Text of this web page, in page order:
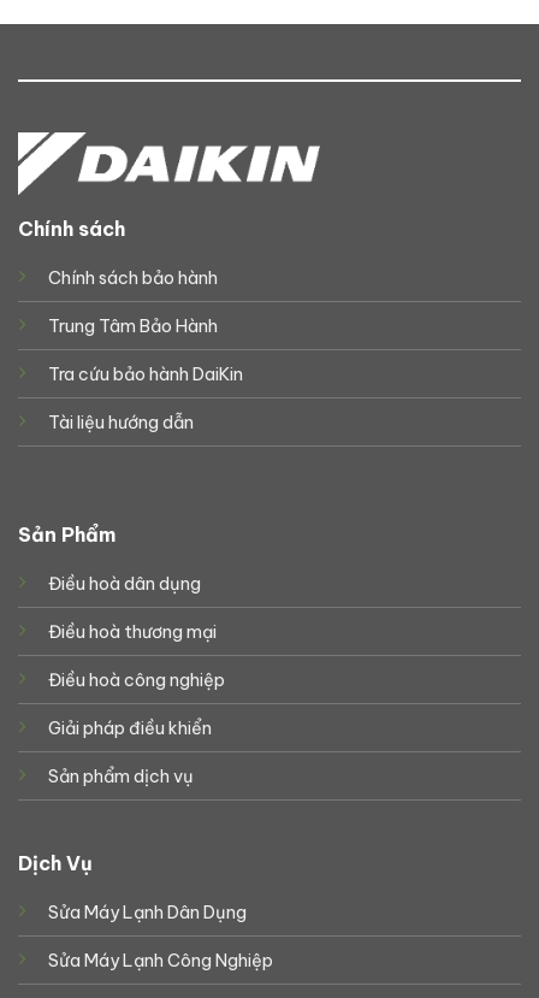
Chính sách
Chính sách bảo hành
Trung Tâm Bảo Hành
Tra cứu bảo hành DaiKin
Tài liệu hướng dẫn
Sản Phẩm
Điều hoà dân dụng
Điều hoà thương mại
Điều hoà công nghiệp
Giải pháp điều khiển
Sản phẩm dịch vụ
Dịch Vụ
Sửa Máy Lạnh Dân Dụng
Sửa Máy Lạnh Công Nghiệp